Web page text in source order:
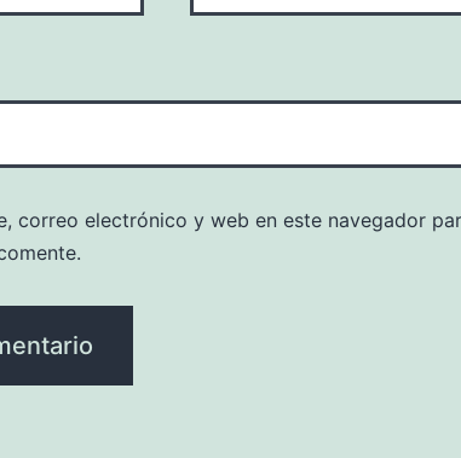
correo electrónico y web en este navegador